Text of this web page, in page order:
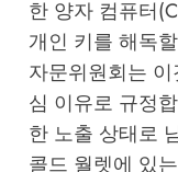
한 양자 컴퓨터
개인 키를 해독
자문위원회는
심 이유로 규정
한 노출 상태로
콜드 월렛에 있